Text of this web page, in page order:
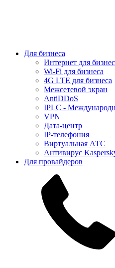
Для бизнеса
Интернет для
Wi-Fi для бизнеса
4G LTE для бизнеса
Межсетевой экран
AntiDDoS
IPLC -
VPN
Дата-центр
IP-телефония
Виртуальная АТС
Антивирус
Для провайдеров